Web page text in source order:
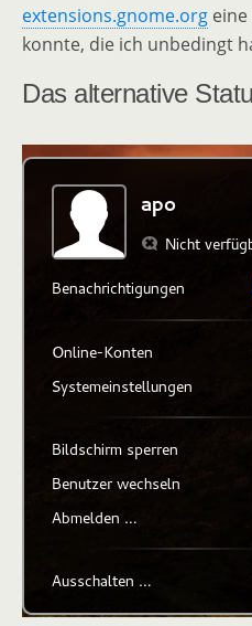
extensions.gnome.org
konnte, die ich unbedingt
Das alternative